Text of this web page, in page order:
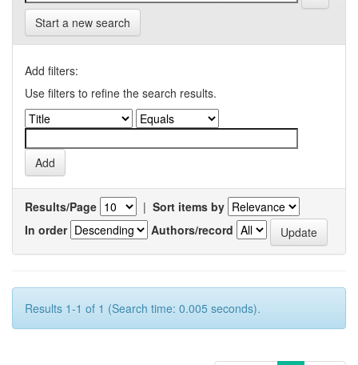
Start a new search
Add filters:
Use filters to refine the search results.
Results/Page | Sort items by
In order
Authors/record
Results 1-1 of 1 (Search time: 0.005 seconds).